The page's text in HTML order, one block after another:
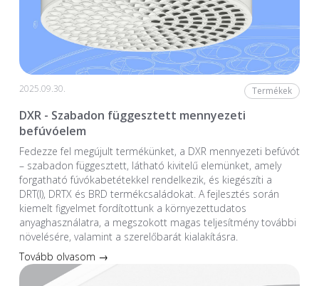
2025.09.30. Termékek
DXR - Szabadon függesztett mennyezeti
befúvóelem
Fedezze fel megújult termékünket, a DXR mennyezeti befúvót
– szabadon függesztett, látható kivitelű elemünket, amely
forgatható fúvókabetétekkel rendelkezik, és kiegészíti a
DRT(I), DRTX és BRD termékcsaládokat. A fejlesztés során
kiemelt figyelmet fordítottunk a környezettudatos
anyaghasználatra, a megszokott magas teljesítmény további
növelésére, valamint a szerelőbarát kialakításra.
Tovább olvasom →